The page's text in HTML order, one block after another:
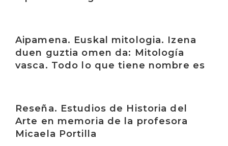
Aipamena. Euskal mitologia. Izena
duen guztia omen da: Mitología
vasca. Todo lo que tiene nombre es
Reseña. Estudios de Historia del
Arte en memoria de la profesora
Micaela Portilla